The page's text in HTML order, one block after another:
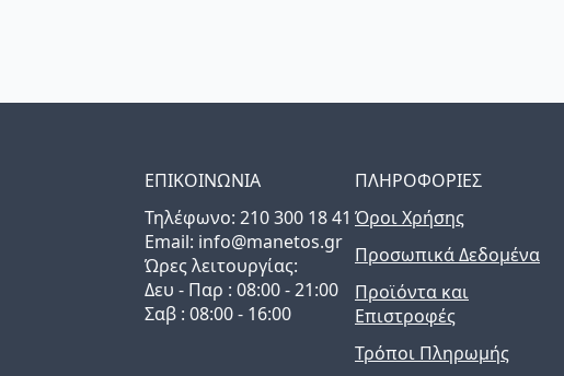
ΕΠΙΚΟΙΝΩΝΙΑ
Τηλέφωνo: 210 300 18 41
Email: info@manetos.gr
Ώρες λειτουργίας:
Δευ - Παρ : 08:00 - 21:00
Σαβ : 08:00 - 16:00
ΠΛΗΡΟΦΟΡΙΕΣ
Όροι Χρήσης
Προσωπικά Δεδομένα
Προϊόντα και
Επιστροφές
Τρόποι Πληρωμής